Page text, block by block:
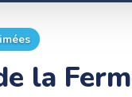
la